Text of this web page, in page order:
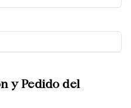
y Pedido del